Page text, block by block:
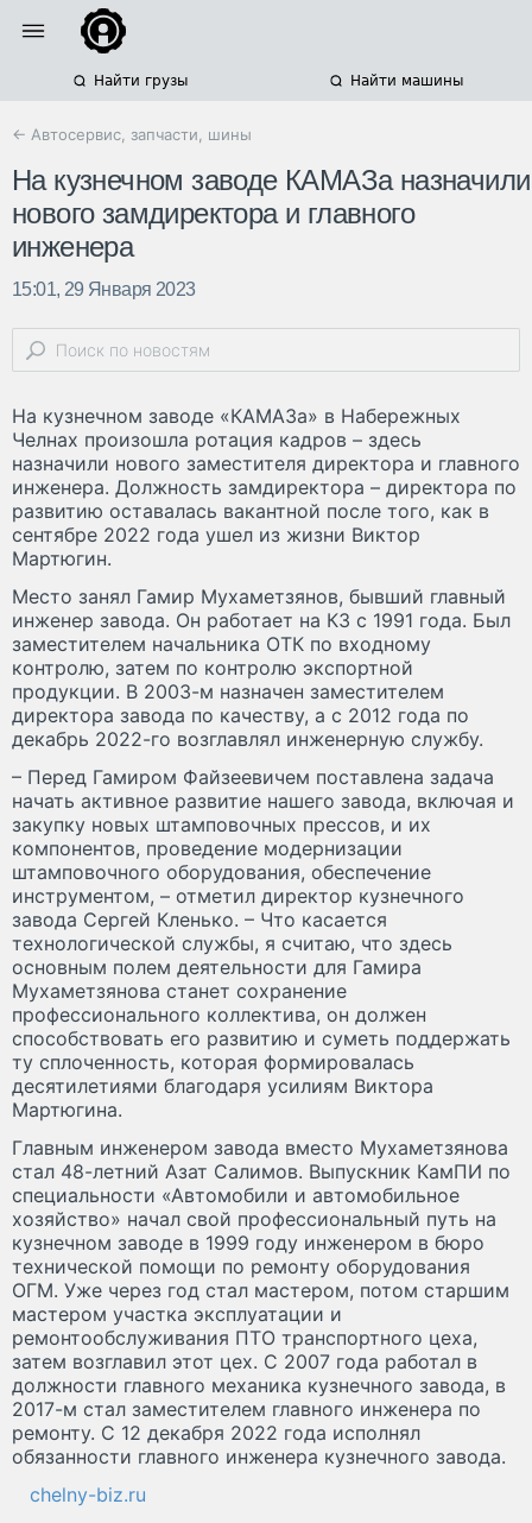
Найти грузы Найти машины
← Автосервис, запчасти, шины
На кузнечном заводе КАМАЗа назначили
нового замдиректора и главного
инженера
15:01, 29 Января 2023
На кузнечном заводе «КАМАЗа» в Набережных
Челнах произошла ротация кадров – здесь
назначили нового заместителя директора и главного
инженера. Должность замдиректора – директора по
развитию оставалась вакантной после того, как в
сентябре 2022 года ушел из жизни Виктор
Мартюгин.
Место занял Гамир Мухаметзянов, бывший главный
инженер завода. Он работает на КЗ с 1991 года. Был
заместителем начальника ОТК по входному
контролю, затем по контролю экспортной
продукции. В 2003-м назначен заместителем
директора завода по качеству, а с 2012 года по
декабрь 2022-го возглавлял инженерную службу.
– Перед Гамиром Файзеевичем поставлена задача
начать активное развитие нашего завода, включая и
закупку новых штамповочных прессов, и их
компонентов, проведение модернизации
штамповочного оборудования, обеспечение
инструментом, – отметил директор кузнечного
завода Сергей Кленько. – Что касается
технологической службы, я считаю, что здесь
основным полем деятельности для Гамира
Мухаметзянова станет сохранение
профессионального коллектива, он должен
способствовать его развитию и суметь поддержать
ту сплоченность, которая формировалась
десятилетиями благодаря усилиям Виктора
Мартюгина.
Главным инженером завода вместо Мухаметзянова
стал 48-летний Азат Салимов. Выпускник КамПИ по
специальности «Автомобили и автомобильное
хозяйство» начал свой профессиональный путь на
кузнечном заводе в 1999 году инженером в бюро
технической помощи по ремонту оборудования
ОГМ. Уже через год стал мастером, потом старшим
мастером участка эксплуатации и
ремонтообслуживания ПТО транспортного цеха,
затем возглавил этот цех. С 2007 года работал в
должности главного механика кузнечного завода, в
2017-м стал заместителем главного инженера по
ремонту. С 12 декабря 2022 года исполнял
обязанности главного инженера кузнечного завода.
chelny-biz.ru